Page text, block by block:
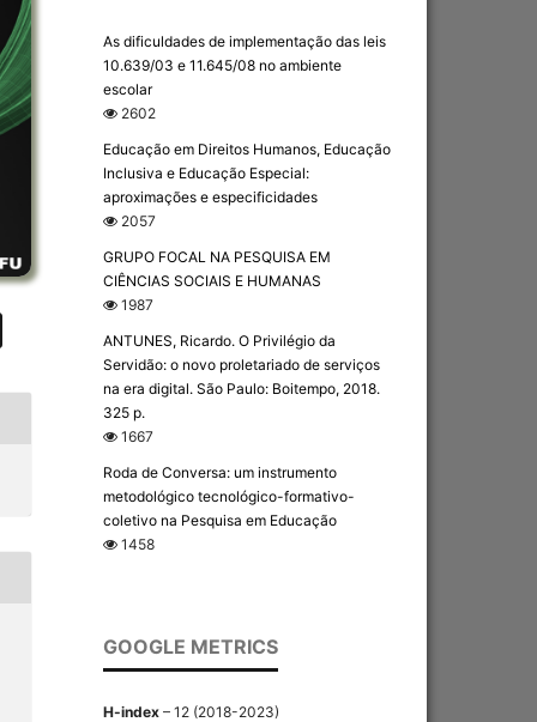
As dificuldades de implementação das leis
10.639/03 e 11.645/08 no ambiente
escolar
2602
Educação em Direitos Humanos, Educação
Inclusiva e Educação Especial:
aproximações e especificidades
2057
GRUPO FOCAL NA PESQUISA EM
CIÊNCIAS SOCIAIS E HUMANAS
1987
ANTUNES, Ricardo. O Privilégio da
Servidão: o novo proletariado de serviços
na era digital. São Paulo: Boitempo, 2018.
325 p.
1667
Roda de Conversa: um instrumento
metodológico tecnológico-formativo-
coletivo na Pesquisa em Educação
1458
GOOGLE METRICS
H-index – 12 (2018-2023)